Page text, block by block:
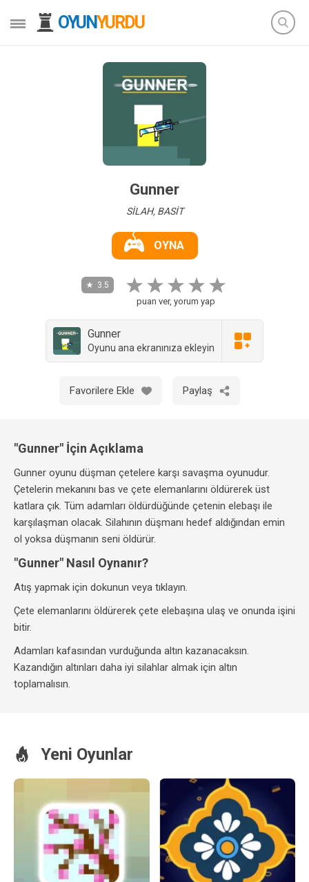
OYUNYURDU
Gunner
SİLAH, BASİT
OYNA
3.5
puan ver, yorum yap
Gunner
Oyunu ana ekranınıza ekleyin
Favorilere Ekle Paylaş
"Gunner" İçin Açıklama
Gunner oyunu düşman çetelere karşı savaşma oyunudur.
Çetelerin mekanını bas ve çete elemanlarını öldürerek üst
katlara çık. Tüm adamları öldürdüğünde çetenin elebaşı ile
karşılaşman olacak. Silahının düşmanı hedef aldığından emin
ol yoksa düşmanın seni öldürür.
"Gunner" Nasıl Oynanır?
Atış yapmak için dokunun veya tıklayın.
Çete elemanlarını öldürerek çete elebaşına ulaş ve onunda işini
bitir.
Adamları kafasından vurduğunda altın kazanacaksın.
Kazandığın altınları daha iyi silahlar almak için altın
toplamalısın.
Yeni Oyunlar